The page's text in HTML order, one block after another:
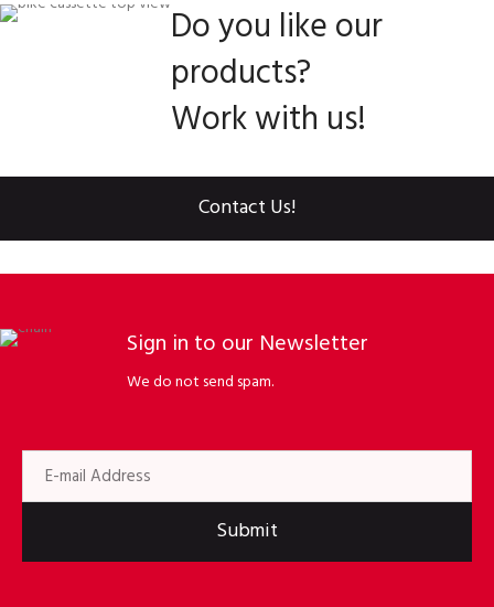
Do you like our
products?
Work with us!
Contact Us!
Sign in to our Newsletter
We do not send spam.
Submit